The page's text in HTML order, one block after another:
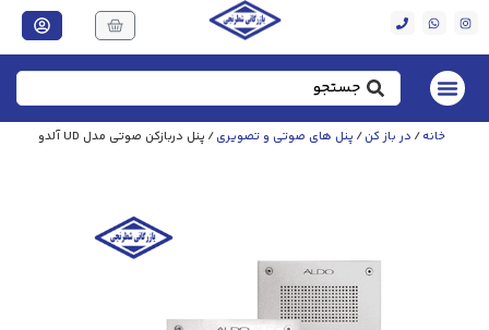
خانه/ در باز کن/ پنل های صوتی و تصویری/ پنل دربازکن صوتی مدل UD آلدو